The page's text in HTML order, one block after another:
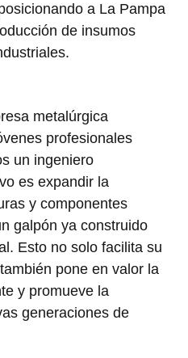
a La Pampa
de insumos
metalúrgica
profesionales
un ingeniero
es expandir la
y componentes
galpón ya construido
Esto no solo facilita su
pone en valor la
y promueve la
generaciones de